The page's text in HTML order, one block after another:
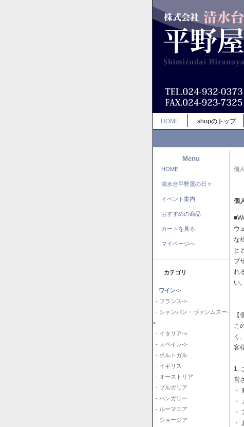
HOME shopのトップ
Menu
HOME
清水台平野屋の日々
イベント案内
おすすめの商品
カートを見る
マイページへ
カテゴリ
ワイン->
- フランス->
- シャンパン・ヴァンムスー-
>
- イタリア->
- スペイン->
- ポルトガル
- イギリス
- オーストリア
- ブルガリア
- ハンガリー
- ルーマニア
- ジョージア
個
個
ウ
な
と
ブ
れ
い。
【
こ
く
客
1.
営
・
・
・
・